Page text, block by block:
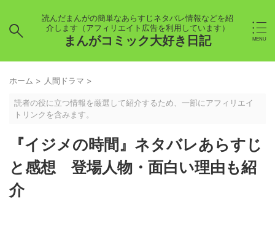
読んだまんがの簡単なあらすじネタバレ情報などを紹
介します（アフィリエイト広告を利用しています）
まんがコミック大好き日記
ホーム > 人間ドラマ >
読者の役に立つ情報を厳選して紹介するため、一部にアフィリエイ
トリンクを含みます。
『イジメの時間』ネタバレあらすじ
と感想 登場人物・面白い理由も紹
介